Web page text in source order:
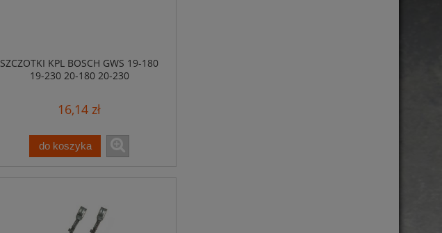
SZCZOTKI KPL BOSCH GWS 19-180
19-230 20-180 20-230
16,14 zł
do koszyka